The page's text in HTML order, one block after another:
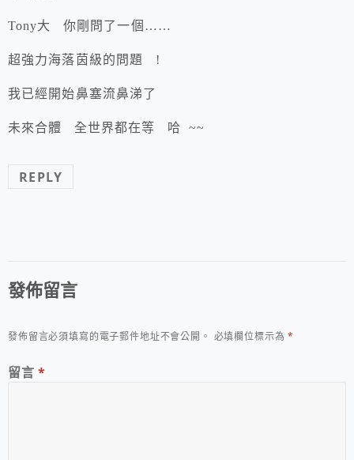
Tony大 你剛問了一個……
超強力海落茵級的問題 !
我已經開始鼻塞流鼻涕了
未來合體 全世界都在等 哈 ~~
REPLY
發佈留言
發佈留言必須填寫的電子郵件地址不會公開。 必填欄位標示為*
留言 *